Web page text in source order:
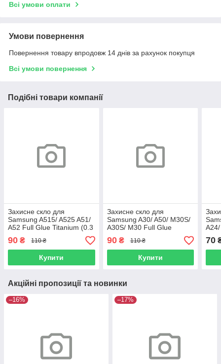
Всі умови оплати
Умови повернення
Повернення товару впродовж 14 днів за рахунок покупця
Всі умови повернення
Подібні товари компанії
Захисне скло для
Samsung A515/ A525 A51/
A52 Full Glue Titanium (0.3
90 ₴ 110 ₴
Купити
Захисне скло для
Samsung A30/ A50/ M30S/
A30S/ M30 Full Glue
Titanium (0.3 мм, чорне)
Люкс
90₴ 110 ₴
Купити
70
Акційні пропозиції та новинки
–16% –17%